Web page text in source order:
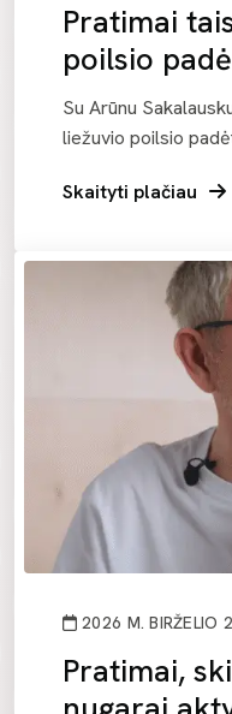
Pratimai
poilsio
Su Arūnu
liežuvio poilsio
Skaityti plačiau
2026 M. BIRŽELIO
Pratimai,